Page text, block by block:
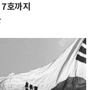
호까지